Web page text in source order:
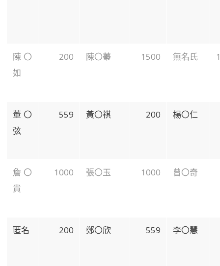
陳〇
如
200 陳〇蓁 1500 無名氏
董〇
弦
559 黃〇祺 200 楊〇仁
詹〇
貴
1000 張〇玉 1000 曾〇奇
匿名 200 鄭〇欣 559 李〇慧